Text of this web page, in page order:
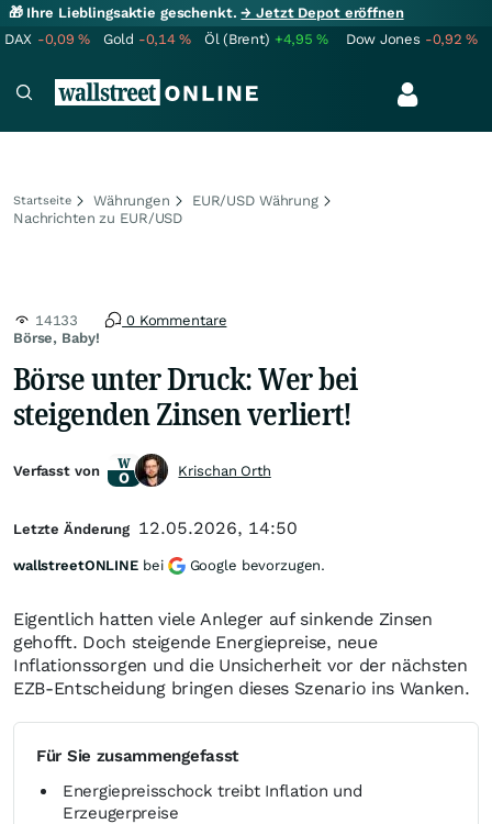
🎁 Ihre Lieblingsaktie geschenkt.→ Jetzt Depot eröffnen
DAX -0,09% Gold -0,14% Öl (Brent) +4,95% Dow Jones -0,92%
Startseite Währungen
EUR/USD Währung
Nachrichten zu EUR/USD
Börse, Baby!
14133 0 Kommentare
Börse unter Druck: Wer bei
steigenden Zinsen verliert!
Eigentlich hatten viele Anleger auf sinkende Zinsen
gehofft. Doch steigende Energiepreise, neue
Inflationssorgen und die Unsicherheit vor der nächsten
EZB-Entscheidung bringen dieses Szenario ins Wanken.
Für Sie zusammengefasst
Energiepreisschock treibt Inflation und
Erzeugerpreise
Verfasst von Krischan Orth
Letzte Änderung 12.05.2026, 14:50
wallstreetONLINE bei Google bevorzugen.